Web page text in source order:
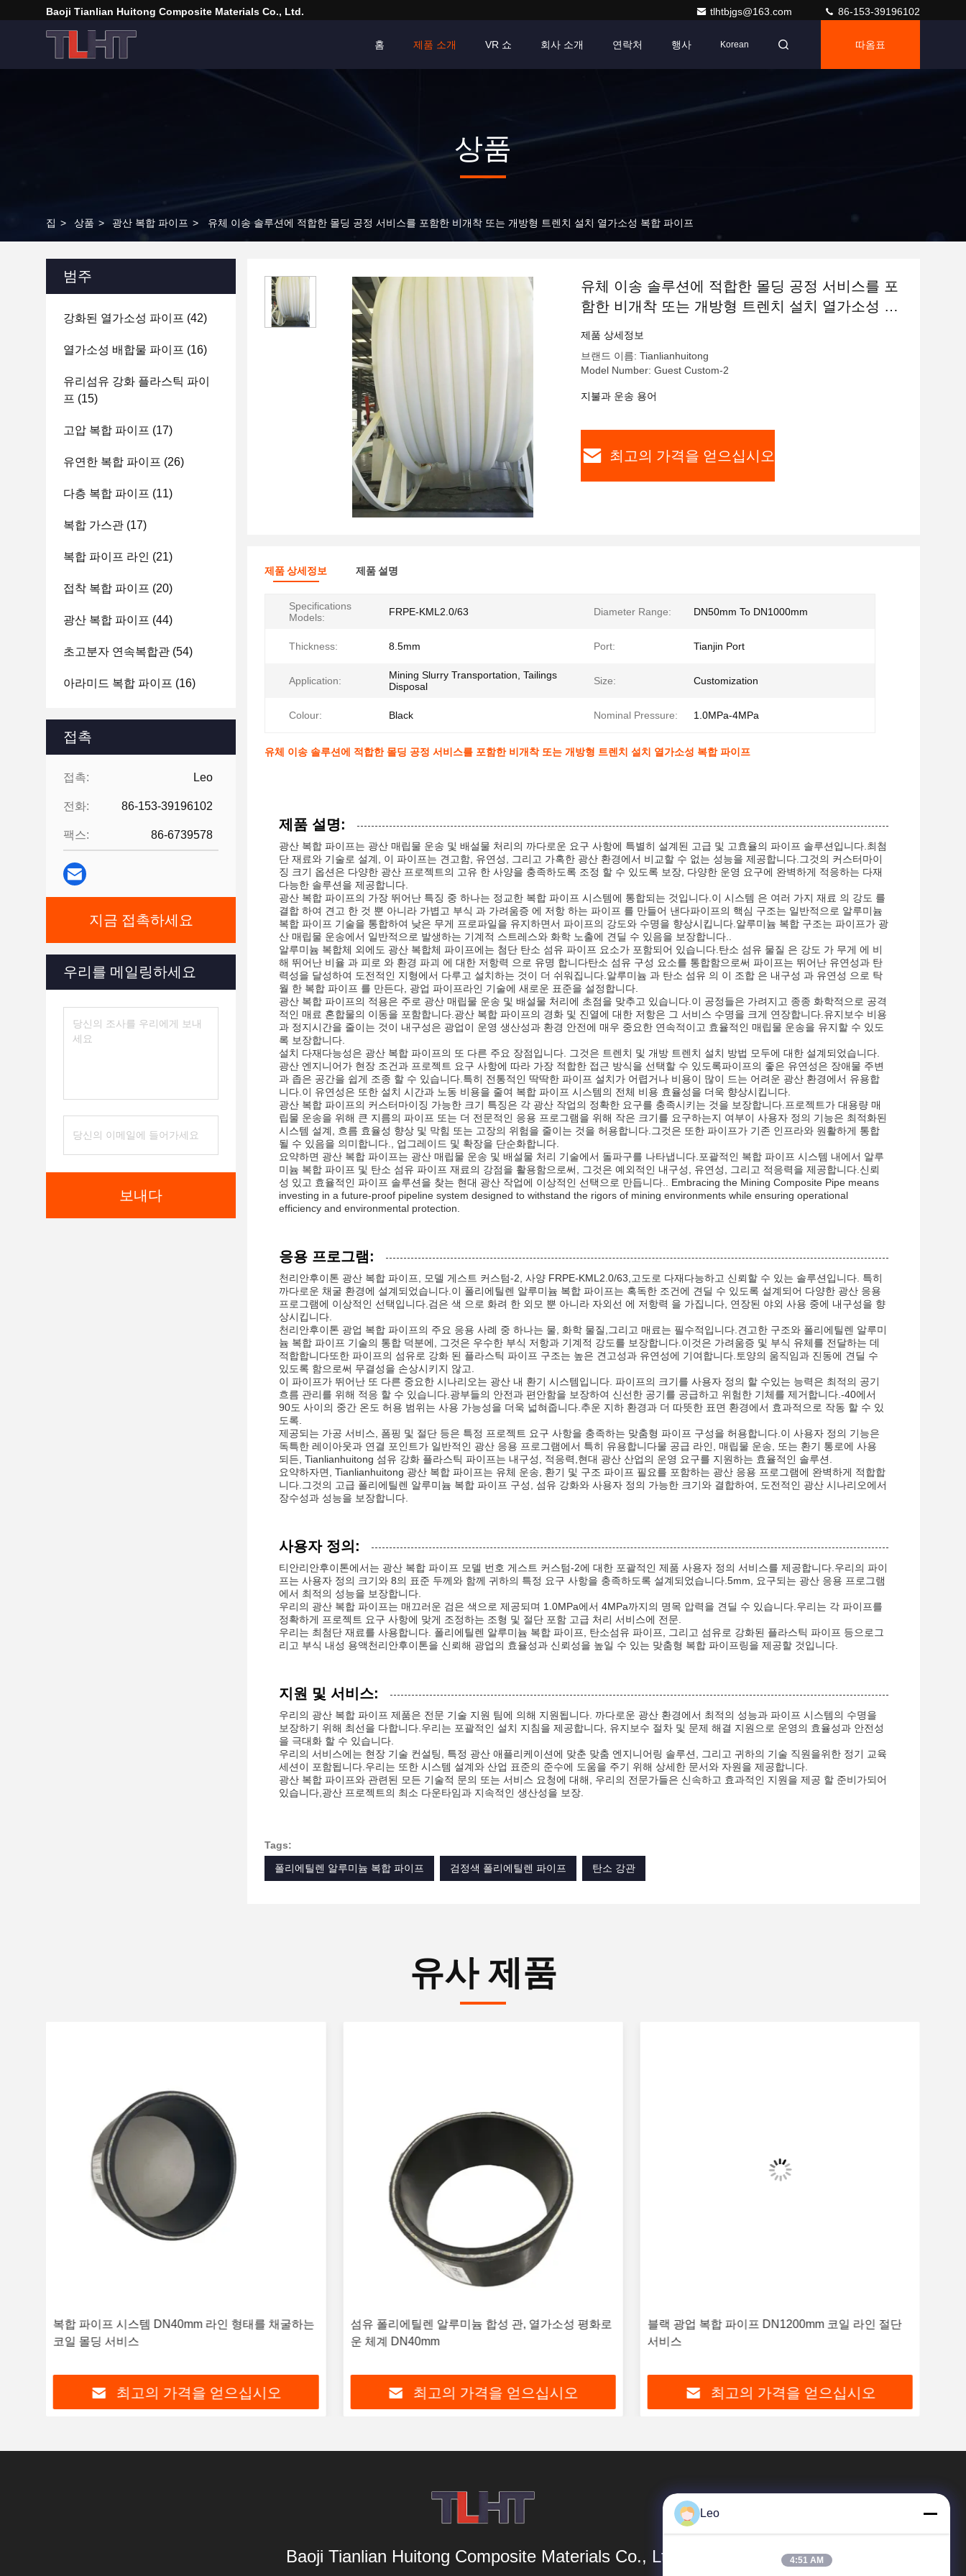
Baoji Tianlian Huitong Composite Materials Co., Ltd. tlhtbjgs@163.com 86-153-39196102
홈 제품 소개 VR 쇼 회사 소개 연락처 행사 Korean 따옴표
상품
집 > 상품 > 광산 복합 파이프 > 유체 이송 솔루션에 적합한 몰딩 공정 서비스를 포함한 비개착 또는 개방형 트렌치 설치 열가소성 복합 파이프
범주
강화된 열가소성 파이프 (42)
열가소성 배합물 파이프 (16)
유리섬유 강화 플라스틱 파이
프 (15)
고압 복합 파이프 (17)
유연한 복합 파이프 (26)
다층 복합 파이프 (11)
복합 가스관 (17)
복합 파이프 라인 (21)
접착 복합 파이프 (20)
광산 복합 파이프 (44)
초고분자 연속복합관 (54)
아라미드 복합 파이프 (16)
접촉
접촉: Leo
전화: 86-153-39196102
팩스: 86-6739578
지금 접촉하세요
우리를 메일링하세요
보내다
유체 이송 솔루션에 적합한 몰딩 공정 서비스를 포
함한 비개착 또는 개방형 트렌치 설치 열가소성 복
제품 상세정보
브랜드 이름: Tianlianhuitong
Model Number: Guest Custom-2
지불과 운송 용어
최고의 가격을 얻으십시오
제품 상세정보 제품 설명
Specifications
Models:
FRPE-KML2.0/63 Diameter Range: DN50mm To DN1000mm
Thickness: 8.5mm Port: Tianjin Port
Application:
Mining Slurry Transportation, Tailings
Disposal
Size: Customization
Colour: Black Nominal Pressure: 1.0MPa-4MPa
유체 이송 솔루션에 적합한 몰딩 공정 서비스를 포함한 비개착 또는 개방형 트렌치 설치 열가소성 복합 파이프
제품 설명:
광산 복합 파이프는 광산 매립물 운송 및 배설물 처리의 까다로운 요구 사항에 특별히 설계된 고급 및 고효율의 파이프 솔루션입니다.최첨
단 재료와 기술로 설계, 이 파이프는 견고함, 유연성, 그리고 가혹한 광산 환경에서 비교할 수 없는 성능을 제공합니다.그것의 커스터마이
징 크기 옵션은 다양한 광산 프로젝트의 고유 한 사양을 충족하도록 조정 할 수 있도록 보장, 다양한 운영 요구에 완벽하게 적응하는 다재
다능한 솔루션을 제공합니다.
광산 복합 파이프의 가장 뛰어난 특징 중 하나는 정교한 복합 파이프 시스템에 통합되는 것입니다.이 시스템 은 여러 가지 재료 의 강도 를
결합 하여 견고 한 것 뿐 아니라 가볍고 부식 과 가려움증 에 저항 하는 파이프 를 만들어 낸다파이프의 핵심 구조는 일반적으로 알루미늄
복합 파이프 기술을 통합하여 낮은 무게 프로파일을 유지하면서 파이프의 강도와 수명을 향상시킵니다.알루미늄 복합 구조는 파이프가 광
산 매립물 운송에서 일반적으로 발생하는 기계적 스트레스와 화학 노출에 견딜 수 있음을 보장합니다..
알루미늄 복합체 외에도 광산 복합체 파이프에는 첨단 탄소 섬유 파이프 요소가 포함되어 있습니다.탄소 섬유 물질 은 강도 가 무게 에 비
해 뛰어난 비율 과 피로 와 환경 파괴 에 대한 저항력 으로 유명 합니다탄소 섬유 구성 요소를 통합함으로써 파이프는 뛰어난 유연성과 탄
력성을 달성하여 도전적인 지형에서 다루고 설치하는 것이 더 쉬워집니다.알루미늄 과 탄소 섬유 의 이 조합 은 내구성 과 유연성 으로 탁
월 한 복합 파이프 를 만든다, 광업 파이프라인 기술에 새로운 표준을 설정합니다.
광산 복합 파이프의 적용은 주로 광산 매립물 운송 및 배설물 처리에 초점을 맞추고 있습니다.이 공정들은 가려지고 종종 화학적으로 공격
적인 매료 혼합물의 이동을 포함합니다.광산 복합 파이프의 경화 및 진열에 대한 저항은 그 서비스 수명을 크게 연장합니다.유지보수 비용
과 정지시간을 줄이는 것이 내구성은 광업이 운영 생산성과 환경 안전에 매우 중요한 연속적이고 효율적인 매립물 운송을 유지할 수 있도
록 보장합니다.
설치 다재다능성은 광산 복합 파이프의 또 다른 주요 장점입니다. 그것은 트렌치 및 개방 트렌치 설치 방법 모두에 대한 설계되었습니다.
광산 엔지니어가 현장 조건과 프로젝트 요구 사항에 따라 가장 적합한 접근 방식을 선택할 수 있도록파이프의 좋은 유연성은 장애물 주변
과 좁은 공간을 쉽게 조종 할 수 있습니다.특히 전통적인 딱딱한 파이프 설치가 어렵거나 비용이 많이 드는 어려운 광산 환경에서 유용합
니다.이 유연성은 또한 설치 시간과 노동 비용을 줄여 복합 파이프 시스템의 전체 비용 효율성을 더욱 향상시킵니다.
광산 복합 파이프의 커스터마이징 가능한 크기 특징은 각 광산 작업의 정확한 요구를 충족시키는 것을 보장합니다.프로젝트가 대용량 매
립물 운송을 위해 큰 지름의 파이프 또는 더 전문적인 응용 프로그램을 위해 작은 크기를 요구하는지 여부이 사용자 정의 기능은 최적화된
시스템 설계, 흐름 효율성 향상 및 막힘 또는 고장의 위험을 줄이는 것을 허용합니다.그것은 또한 파이프가 기존 인프라와 원활하게 통합
될 수 있음을 의미합니다., 업그레이드 및 확장을 단순화합니다.
요약하면 광산 복합 파이프는 광산 매립물 운송 및 배설물 처리 기술에서 돌파구를 나타냅니다.포괄적인 복합 파이프 시스템 내에서 알루
미늄 복합 파이프 및 탄소 섬유 파이프 재료의 강점을 활용함으로써, 그것은 예외적인 내구성, 유연성, 그리고 적응력을 제공합니다.신뢰
성 있고 효율적인 파이프 솔루션을 찾는 현대 광산 작업에 이상적인 선택으로 만듭니다.. Embracing the Mining Composite Pipe means
investing in a future-proof pipeline system designed to withstand the rigors of mining environments while ensuring operational
efficiency and environmental protection.
응용 프로그램:
천리안후이톤 광산 복합 파이프, 모델 게스트 커스텀-2, 사양 FRPE-KML2.0/63,고도로 다재다능하고 신뢰할 수 있는 솔루션입니다. 특히
까다로운 채굴 환경에 설계되었습니다.이 폴리에틸렌 알루미늄 복합 파이프는 혹독한 조건에 견딜 수 있도록 설계되어 다양한 광산 응용
프로그램에 이상적인 선택입니다.검은 색 으로 화려 한 외모 뿐 아니라 자외선 에 저항력 을 가집니다, 연장된 야외 사용 중에 내구성을 향
상시킵니다.
천리안후이톤 광업 복합 파이프의 주요 응용 사례 중 하나는 물, 화학 물질,그리고 매료는 필수적입니다.견고한 구조와 폴리에틸렌 알루미
늄 복합 파이프 기술의 통합 덕분에, 그것은 우수한 부식 저항과 기계적 강도를 보장합니다.이것은 가려움증 및 부식 유체를 전달하는 데
적합합니다또한 파이프의 섬유로 강화 된 플라스틱 파이프 구조는 높은 견고성과 유연성에 기여합니다.토양의 움직임과 진동에 견딜 수
있도록 함으로써 무결성을 손상시키지 않고.
이 파이프가 뛰어난 또 다른 중요한 시나리오는 광산 내 환기 시스템입니다. 파이프의 크기를 사용자 정의 할 수있는 능력은 최적의 공기
흐름 관리를 위해 적응 할 수 있습니다.광부들의 안전과 편안함을 보장하여 신선한 공기를 공급하고 위험한 기체를 제거합니다.-40에서
90도 사이의 중간 온도 허용 범위는 사용 가능성을 더욱 넓혀줍니다.추운 지하 환경과 더 따뜻한 표면 환경에서 효과적으로 작동 할 수 있
도록.
제공되는 가공 서비스, 폼핑 및 절단 등은 특정 프로젝트 요구 사항을 충족하는 맞춤형 파이프 구성을 허용합니다.이 사용자 정의 기능은
독특한 레이아웃과 연결 포인트가 일반적인 광산 응용 프로그램에서 특히 유용합니다물 공급 라인, 매립물 운송, 또는 환기 통로에 사용
되든, Tianlianhuitong 섬유 강화 플라스틱 파이프는 내구성, 적응력,현대 광산 산업의 운영 요구를 지원하는 효율적인 솔루션.
요약하자면, Tianlianhuitong 광산 복합 파이프는 유체 운송, 환기 및 구조 파이프 필요를 포함하는 광산 응용 프로그램에 완벽하게 적합합
니다.그것의 고급 폴리에틸렌 알루미늄 복합 파이프 구성, 섬유 강화와 사용자 정의 가능한 크기와 결합하여, 도전적인 광산 시나리오에서
장수성과 성능을 보장합니다.
사용자 정의:
티안리안후이톤에서는 광산 복합 파이프 모델 번호 게스트 커스텀-2에 대한 포괄적인 제품 사용자 정의 서비스를 제공합니다.우리의 파이
프는 사용자 정의 크기와 8의 표준 두께와 함께 귀하의 특정 요구 사항을 충족하도록 설계되었습니다.5mm, 요구되는 광산 응용 프로그램
에서 최적의 성능을 보장합니다.
우리의 광산 복합 파이프는 매끄러운 검은 색으로 제공되며 1.0MPa에서 4MPa까지의 명목 압력을 견딜 수 있습니다.우리는 각 파이프를
정확하게 프로젝트 요구 사항에 맞게 조정하는 조형 및 절단 포함 고급 처리 서비스에 전문.
우리는 최첨단 재료를 사용합니다. 폴리에틸렌 알루미늄 복합 파이프, 탄소섬유 파이프, 그리고 섬유로 강화된 플라스틱 파이프 등으로그
리고 부식 내성 용액천리안후이톤을 신뢰해 광업의 효율성과 신뢰성을 높일 수 있는 맞춤형 복합 파이프링을 제공할 것입니다.
지원 및 서비스:
우리의 광산 복합 파이프 제품은 전문 기술 지원 팀에 의해 지원됩니다. 까다로운 광산 환경에서 최적의 성능과 파이프 시스템의 수명을
보장하기 위해 최선을 다합니다.우리는 포괄적인 설치 지침을 제공합니다, 유지보수 절차 및 문제 해결 지원으로 운영의 효율성과 안전성
을 극대화 할 수 있습니다.
우리의 서비스에는 현장 기술 컨설팅, 특정 광산 애플리케이션에 맞춘 맞춤 엔지니어링 솔루션, 그리고 귀하의 기술 직원을위한 정기 교육
세션이 포함됩니다.우리는 또한 시스템 설계와 산업 표준의 준수에 도움을 주기 위해 상세한 문서와 자원을 제공합니다.
광산 복합 파이프와 관련된 모든 기술적 문의 또는 서비스 요청에 대해, 우리의 전문가들은 신속하고 효과적인 지원을 제공 할 준비가되어
있습니다,광산 프로젝트의 최소 다운타임과 지속적인 생산성을 보장.
Tags:
폴리에틸렌 알루미늄 복합 파이프
검정색 폴리에틸렌 파이프 탄소 강관
유사 제품
복합 파이프 시스템 DN40mm 라인 형태를 채굴하는
코일 몰딩 서비스
최고의 가격을 얻으십시오
섬유 폴리에틸렌 알루미늄 합성 관, 열가소성 평화로
운 체계 DN40mm
최고의 가격을 얻으십시오
블랙 광업 복합 파이프 DN1200mm 코일 라인 절단
서비스
최고의 가격을 얻으십시오
Baoji Tianlian Huitong Composite Materials Co., Ltd.
Leo
4:51 AM